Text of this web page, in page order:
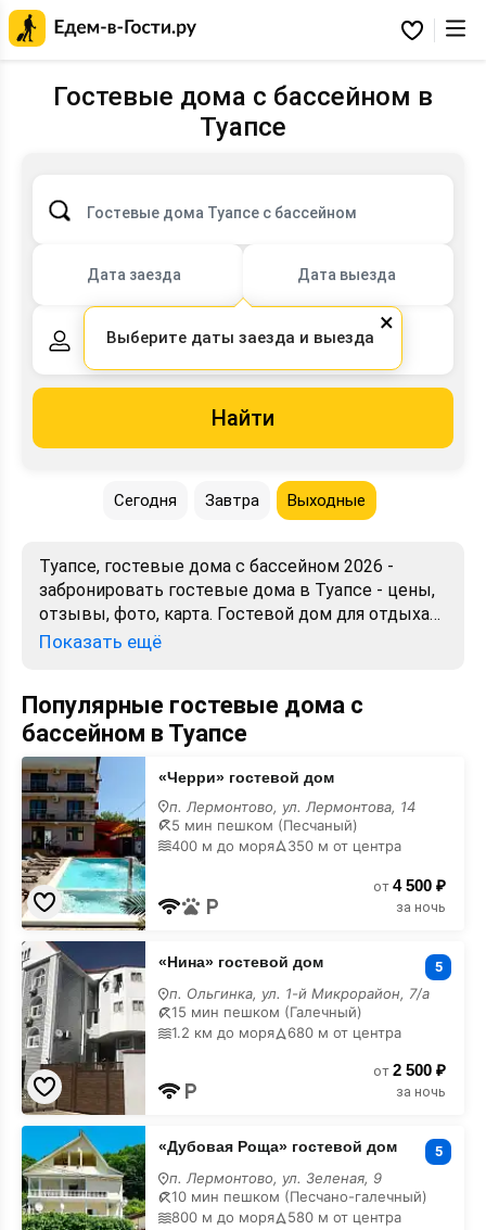
Избранное
Гостевые дома с бассейном в
Туапсе
Гостевые дома Туапсе с бассейном
Дата заезда Дата выезда
2 взрослых, 0 детей
Найти
Сегодня Завтра Выходные
Туапсе, гостевые дома с бассейном 2026 -
забронировать гостевые дома в Туапсе - цены,
отзывы, фото, карта. Гостевой дом для отдыха
посуточно недорого - снять номер, комнату без
Показать ещё
Популярные гостевые дома с
бассейном в Туапсе
«Черри»
гостевой
дом
с
бассейном
«Черри» гостевой дом
п. Лермонтово, ул. Лермонтова, 14
5 мин пешком (Песчаный)
400 м до моря
350 м от центра
от 4 500 ₽
за ночь
«Нина»
гостевой
дом
с
бассейном
«Нина» гостевой дом 5
п. Ольгинка, ул. 1-й Микрорайон, 7/а
15 мин пешком (Галечный)
1.2 км до моря
680 м от центра
от 2 500 ₽
за ночь
«Дубовая
Роща»
гостевой
дом
с
бассейном
«Дубовая Роща» гостевой дом 5
п. Лермонтово, ул. Зеленая, 9
10 мин пешком (Песчано-галечный)
800 м до моря
580 м от центра
×
Выберите даты заезда и выезда